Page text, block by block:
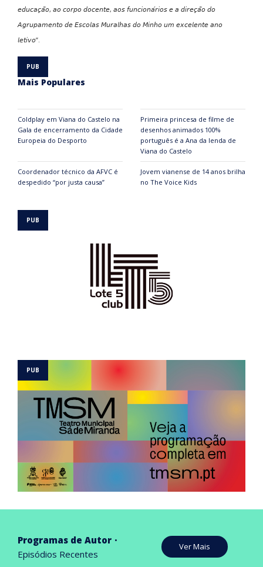
𝘦𝘥𝘶𝘤𝘢𝘤̧𝘢̃𝘰, 𝘢𝘰 𝘤𝘰𝘳𝘱𝘰 𝘥𝘰𝘤𝘦𝘯𝘵𝘦, 𝘢𝘰𝘴 𝘧𝘶𝘯𝘤𝘪𝘰𝘯𝘢́𝘳𝘪𝘰𝘴 𝘦 𝘢 𝘥𝘪𝘳𝘦𝘤̧𝘢̃𝘰 𝘥𝘰
𝘈𝘨𝘳𝘶𝘱𝘢𝘮𝘦𝘯𝘵𝘰 𝘥𝘦 𝘌𝘴𝘤𝘰𝘭𝘢𝘴 𝘔𝘶𝘳𝘢𝘭𝘩𝘢𝘴 𝘥𝘰 𝘔𝘪𝘯𝘩𝘰 𝘶𝘮 𝘦𝘹𝘤𝘦𝘭𝘦𝘯𝘵𝘦 𝘢𝘯𝘰
𝘭𝘦𝘵𝘪𝘷𝘰”.
Mais Populares
Coldplay em Viana do Castelo na
Gala de encerramento da Cidade
Europeia do Desporto
Primeira princesa de filme de
desenhos animados 100%
português é a Ana da lenda de
Viana do Castelo
Coordenador técnico da AFVC é
despedido “por justa causa”
Jovem vianense de 14 anos brilha
no The Voice Kids
Programas de Autor
Episódios Recentes
Ver Mais